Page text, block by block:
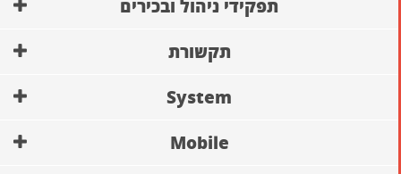
תפקידי ניהול ובכירים
תקשורת
System
Mobile